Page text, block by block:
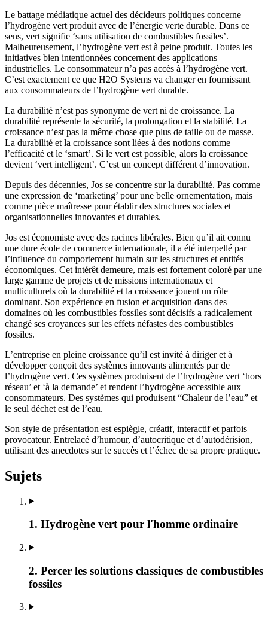
Le battage médiatique actuel des décideurs politiques concerne
l’hydrogène vert produit avec de l’énergie verte durable. Dans ce
sens, vert signifie ‘sans utilisation de combustibles fossiles’.
Malheureusement, l’hydrogène vert est à peine produit. Toutes les
initiatives bien intentionnées concernent des applications
industrielles. Le consommateur n’a pas accès à l’hydrogène vert.
C’est exactement ce que H2O Systems va changer en fournissant
aux consommateurs de l’hydrogène vert durable.
La durabilité n’est pas synonyme de vert ni de croissance. La
durabilité représente la sécurité, la prolongation et la stabilité. La
croissance n’est pas la même chose que plus de taille ou de masse.
La durabilité et la croissance sont liées à des notions comme
l’efficacité et le ‘smart’. Si le vert est possible, alors la croissance
devient ‘vert intelligent’. C’est un concept différent d’innovation.
Depuis des décennies, Jos se concentre sur la durabilité. Pas comme
une expression de ‘marketing’ pour une belle ornementation, mais
comme pièce maîtresse pour établir des structures sociales et
organisationnelles innovantes et durables.
Jos est économiste avec des racines libérales. Bien qu’il ait connu
une dure école de commerce internationale, il a été interpellé par
l’influence du comportement humain sur les structures et entités
économiques. Cet intérêt demeure, mais est fortement coloré par une
large gamme de projets et de missions internationaux et
multiculturels où la durabilité et la croissance jouent un rôle
dominant. Son expérience en fusion et acquisition dans des
domaines où les combustibles fossiles sont décisifs a radicalement
changé ses croyances sur les effets néfastes des combustibles
fossiles.
L’entreprise en pleine croissance qu’il est invité à diriger et à
développer conçoit des systèmes innovants alimentés par de
l’hydrogène vert. Ces systèmes produisent de l’hydrogène vert ‘hors
réseau’ et ‘à la demande’ et rendent l’hydrogène accessible aux
consommateurs. Des systèmes qui produisent “Chaleur de l’eau” et
le seul déchet est de l’eau.
Son style de présentation est espiègle, créatif, interactif et parfois
provocateur. Entrelacé d’humour, d’autocritique et d’autodérision,
utilisant des anecdotes sur le succès et l’échec de sa propre pratique.
Sujets
1. Hydrogène vert pour l'homme ordinaire
2. Percer les solutions classiques de combustibles
fossiles